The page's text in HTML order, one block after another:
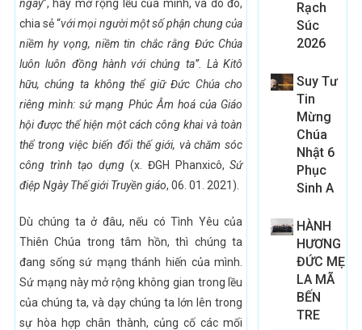
ngày”, hãy mở rộng lều của mình, và do đó,
chia sẻ “với mọi người một số phận chung của
niềm hy vọng, niềm tin chắc rằng Đức Chúa
luôn luôn đồng hành với chúng ta”. Là Kitô
hữu, chúng ta không thể giữ Đức Chúa cho
riêng mình: sứ mạng Phúc Âm hoácủa Giáo
hộiđượcthể hiệnmột cách công khai và toàn
thểtrong việc biến đổi thế giới, và chăm sóc
công trình tạo dựng(x. ĐGH Phanxicô,Sứ
điệp Ngày Thế giới Truyền giáo, 06. 01. 2021).
Dù chúng ta ở đâu, nếu có Tình Yêu của
Thiên Chúa trong tâm hồn, thì chúng ta
đang sống sứ mạng thánh hiến của mình.
Sứ mạng này mở rộng không gian trong lều
của chúng ta, và dạy chúng ta lớn lên trong
sự hòa hợp chân thành, củng cố các mối
Rạch
Súc
2026
Suy Tư
Tin
Mừng
Chúa
Nhật 6
Phục
Sinh A
HÀNH
HƯƠNG
ĐỨC MẸ
LA MÃ
BẾN
TRE